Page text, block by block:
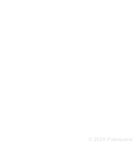
© 2026 Palimpsest